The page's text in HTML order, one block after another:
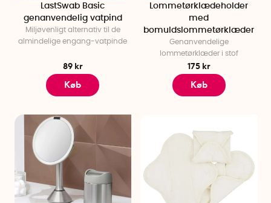
LastSwab Basic
genanvendelig vatpind
Miljøvenligt alternativ til de
almindelige engang-vatpinde
89 kr
Køb
Lommetørklædeholder
med
bomuldslommetørklæder
Genanvendelige
lommetørklæder i stof
175 kr
Køb